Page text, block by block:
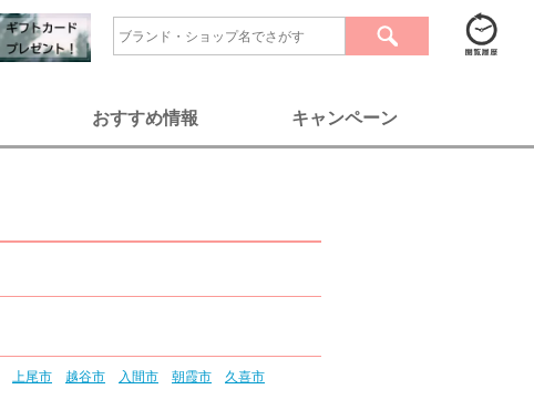
おすすめ情報 キャンペーン
上尾市 越谷市 入間市 朝霞市
久喜市